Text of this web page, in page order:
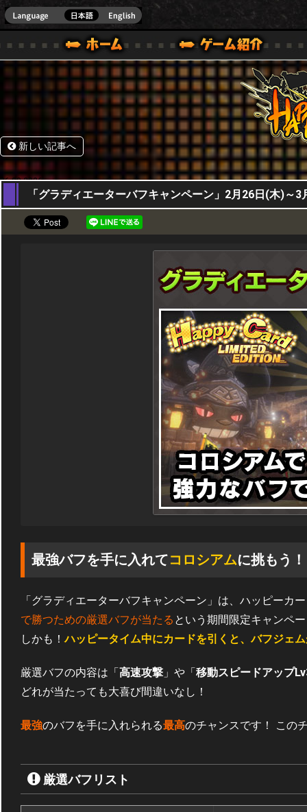
ONE VER.]
ガイド
ル｜HAPPY WARS(ハッピーウォーズ)公式サイト [ XBOX 360,XBOX ONE VER.]
サポート | HAPPY WARS(ハッピーウォーズ)公式サイ
新しい記事へ
26,02,2026
「グラディエーターバフキャンペーン」2月26日(木)～3
最強バフを手に入れてコロシアムに挑もう！
「グラディエーターバフキャンペーン」は、ハッピーカ
で勝つための厳選バフが当たる という期間限定キャンペ
しかも！ハッピータイム中にカードを引くと、バフジェ
厳選バフの内容は「 高速攻撃 」や「 移動スピードアップ
どれが当たっても大喜び間違いなし！
最強のバフを手に入れられる最高のチャンスです！ この
厳選バフリスト